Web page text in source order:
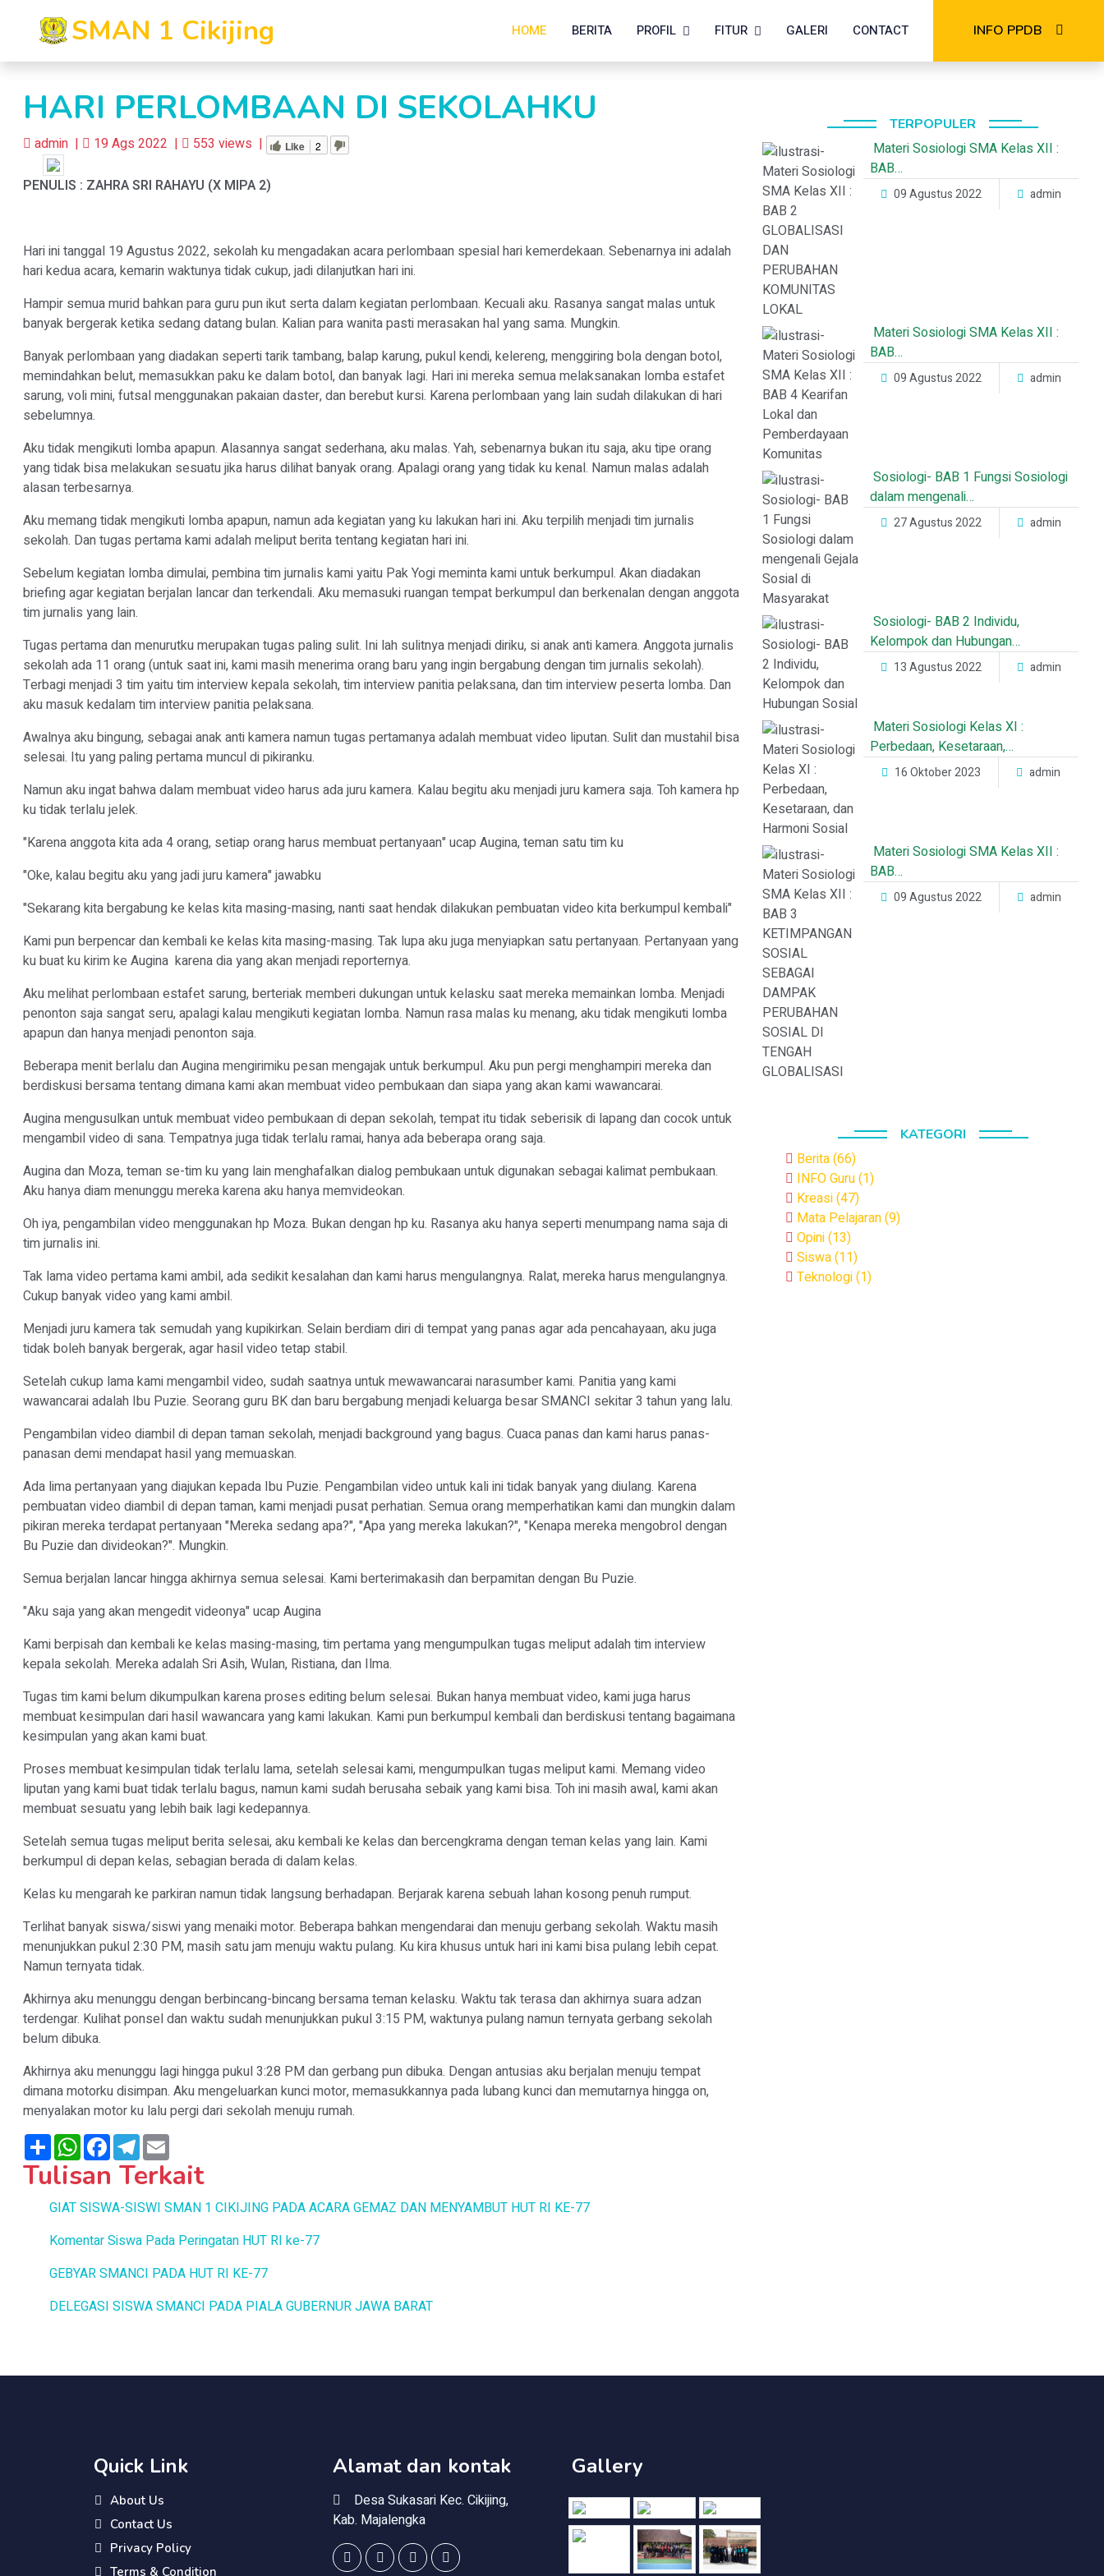
SMAN 1 Cikijing HOME BERITA PROFIL FITUR GALERI CONTACT INFO PPDB
HARI PERLOMBAAN DI SEKOLAHKU
admin | 19 Ags 2022 | 553 views | Like 2
PENULIS : ZAHRA SRI RAHAYU (X MIPA 2)
Hari ini tanggal 19 Agustus 2022, sekolah ku mengadakan acara perlombaan spesial hari kemerdekaan. Sebenarnya ini adalah
hari kedua acara, kemarin waktunya tidak cukup, jadi dilanjutkan hari ini.
Hampir semua murid bahkan para guru pun ikut serta dalam kegiatan perlombaan. Kecuali aku. Rasanya sangat malas untuk
banyak bergerak ketika sedang datang bulan. Kalian para wanita pasti merasakan hal yang sama. Mungkin.
Banyak perlombaan yang diadakan seperti tarik tambang, balap karung, pukul kendi, kelereng, menggiring bola dengan botol,
memindahkan belut, memasukkan paku ke dalam botol, dan banyak lagi. Hari ini mereka semua melaksanakan lomba estafet
sarung, voli mini, futsal menggunakan pakaian daster, dan berebut kursi. Karena perlombaan yang lain sudah dilakukan di hari
sebelumnya.
Aku tidak mengikuti lomba apapun. Alasannya sangat sederhana, aku malas. Yah, sebenarnya bukan itu saja, aku tipe orang
yang tidak bisa melakukan sesuatu jika harus dilihat banyak orang. Apalagi orang yang tidak ku kenal. Namun malas adalah
alasan terbesarnya.
Aku memang tidak mengikuti lomba apapun, namun ada kegiatan yang ku lakukan hari ini. Aku terpilih menjadi tim jurnalis
sekolah. Dan tugas pertama kami adalah meliput berita tentang kegiatan hari ini.
Sebelum kegiatan lomba dimulai, pembina tim jurnalis kami yaitu Pak Yogi meminta kami untuk berkumpul. Akan diadakan
briefing agar kegiatan berjalan lancar dan terkendali. Aku memasuki ruangan tempat berkumpul dan berkenalan dengan anggota
tim jurnalis yang lain.
Tugas pertama dan menurutku merupakan tugas paling sulit. Ini lah sulitnya menjadi diriku, si anak anti kamera. Anggota jurnalis
sekolah ada 11 orang (untuk saat ini, kami masih menerima orang baru yang ingin bergabung dengan tim jurnalis sekolah).
Terbagi menjadi 3 tim yaitu tim interview kepala sekolah, tim interview panitia pelaksana, dan tim interview peserta lomba. Dan
aku masuk kedalam tim interview panitia pelaksana.
Awalnya aku bingung, sebagai anak anti kamera namun tugas pertamanya adalah membuat video liputan. Sulit dan mustahil bisa
selesai. Itu yang paling pertama muncul di pikiranku.
Namun aku ingat bahwa dalam membuat video harus ada juru kamera. Kalau begitu aku menjadi juru kamera saja. Toh kamera hp
ku tidak terlalu jelek.
"Karena anggota kita ada 4 orang, setiap orang harus membuat pertanyaan" ucap Augina, teman satu tim ku
"Oke, kalau begitu aku yang jadi juru kamera" jawabku
"Sekarang kita bergabung ke kelas kita masing-masing, nanti saat hendak dilakukan pembuatan video kita berkumpul kembali"
Kami pun berpencar dan kembali ke kelas kita masing-masing. Tak lupa aku juga menyiapkan satu pertanyaan. Pertanyaan yang
ku buat ku kirim ke Augina karena dia yang akan menjadi reporternya.
Aku melihat perlombaan estafet sarung, berteriak memberi dukungan untuk kelasku saat mereka memainkan lomba. Menjadi
penonton saja sangat seru, apalagi kalau mengikuti kegiatan lomba. Namun rasa malas ku menang, aku tidak mengikuti lomba
apapun dan hanya menjadi penonton saja.
Beberapa menit berlalu dan Augina mengirimiku pesan mengajak untuk berkumpul. Aku pun pergi menghampiri mereka dan
berdiskusi bersama tentang dimana kami akan membuat video pembukaan dan siapa yang akan kami wawancarai.
Augina mengusulkan untuk membuat video pembukaan di depan sekolah, tempat itu tidak seberisik di lapang dan cocok untuk
mengambil video di sana. Tempatnya juga tidak terlalu ramai, hanya ada beberapa orang saja.
Augina dan Moza, teman se-tim ku yang lain menghafalkan dialog pembukaan untuk digunakan sebagai kalimat pembukaan.
Aku hanya diam menunggu mereka karena aku hanya memvideokan.
Oh iya, pengambilan video menggunakan hp Moza. Bukan dengan hp ku. Rasanya aku hanya seperti menumpang nama saja di
tim jurnalis ini.
Tak lama video pertama kami ambil, ada sedikit kesalahan dan kami harus mengulangnya. Ralat, mereka harus mengulangnya.
Cukup banyak video yang kami ambil.
Menjadi juru kamera tak semudah yang kupikirkan. Selain berdiam diri di tempat yang panas agar ada pencahayaan, aku juga
tidak boleh banyak bergerak, agar hasil video tetap stabil.
Setelah cukup lama kami mengambil video, sudah saatnya untuk mewawancarai narasumber kami. Panitia yang kami
wawancarai adalah Ibu Puzie. Seorang guru BK dan baru bergabung menjadi keluarga besar SMANCI sekitar 3 tahun yang lalu.
Pengambilan video diambil di depan taman sekolah, menjadi background yang bagus. Cuaca panas dan kami harus panas-
panasan demi mendapat hasil yang memuaskan.
Ada lima pertanyaan yang diajukan kepada Ibu Puzie. Pengambilan video untuk kali ini tidak banyak yang diulang. Karena
pembuatan video diambil di depan taman, kami menjadi pusat perhatian. Semua orang memperhatikan kami dan mungkin dalam
pikiran mereka terdapat pertanyaan "Mereka sedang apa?", "Apa yang mereka lakukan?", "Kenapa mereka mengobrol dengan
Bu Puzie dan divideokan?". Mungkin.
Semua berjalan lancar hingga akhirnya semua selesai. Kami berterimakasih dan berpamitan dengan Bu Puzie.
"Aku saja yang akan mengedit videonya" ucap Augina
Kami berpisah dan kembali ke kelas masing-masing, tim pertama yang mengumpulkan tugas meliput adalah tim interview
kepala sekolah. Mereka adalah Sri Asih, Wulan, Ristiana, dan Ilma.
Tugas tim kami belum dikumpulkan karena proses editing belum selesai. Bukan hanya membuat video, kami juga harus
membuat kesimpulan dari hasil wawancara yang kami lakukan. Kami pun berkumpul kembali dan berdiskusi tentang bagaimana
kesimpulan yang akan kami buat.
Proses membuat kesimpulan tidak terlalu lama, setelah selesai kami, mengumpulkan tugas meliput kami. Memang video
liputan yang kami buat tidak terlalu bagus, namun kami sudah berusaha sebaik yang kami bisa. Toh ini masih awal, kami akan
membuat sesuatu yang lebih baik lagi kedepannya.
Setelah semua tugas meliput berita selesai, aku kembali ke kelas dan bercengkrama dengan teman kelas yang lain. Kami
berkumpul di depan kelas, sebagian berada di dalam kelas.
Kelas ku mengarah ke parkiran namun tidak langsung berhadapan. Berjarak karena sebuah lahan kosong penuh rumput.
Terlihat banyak siswa/siswi yang menaiki motor. Beberapa bahkan mengendarai dan menuju gerbang sekolah. Waktu masih
menunjukkan pukul 2:30 PM, masih satu jam menuju waktu pulang. Ku kira khusus untuk hari ini kami bisa pulang lebih cepat.
Namun ternyata tidak.
Akhirnya aku menunggu dengan berbincang-bincang bersama teman kelasku. Waktu tak terasa dan akhirnya suara adzan
terdengar. Kulihat ponsel dan waktu sudah menunjukkan pukul 3:15 PM, waktunya pulang namun ternyata gerbang sekolah
belum dibuka.
Akhirnya aku menunggu lagi hingga pukul 3:28 PM dan gerbang pun dibuka. Dengan antusias aku berjalan menuju tempat
dimana motorku disimpan. Aku mengeluarkan kunci motor, memasukkannya pada lubang kunci dan memutarnya hingga on,
menyalakan motor ku lalu pergi dari sekolah menuju rumah.
ShareWhatsAppFacebook
Telegram
Tulisan Terkait
GIAT SISWA-SISWI SMAN 1 CIKIJING PADA ACARA GEMAZ DAN MENYAMBUT HUT RI KE-77
Komentar Siswa Pada Peringatan HUT RI ke-77
GEBYAR SMANCI PADA HUT RI KE-77
DELEGASI SISWA SMANCI PADA PIALA GUBERNUR JAWA BARAT
TERPOPULER
Materi Sosiologi SMA Kelas XII :
BAB…
09 Agustus 2022 admin
Materi Sosiologi SMA Kelas XII :
BAB…
09 Agustus 2022 admin
Sosiologi- BAB 1 Fungsi Sosiologi
dalam mengenali…
27 Agustus 2022 admin
Sosiologi- BAB 2 Individu,
Kelompok dan Hubungan…
13 Agustus 2022 admin
Materi Sosiologi Kelas XI :
Perbedaan, Kesetaraan,…
16 Oktober 2023 admin
Materi Sosiologi SMA Kelas XII :
BAB…
09 Agustus 2022 admin
KATEGORI
Berita (66)
INFO Guru (1)
Kreasi (47)
Mata Pelajaran (9)
Opini (13)
Siswa (11)
Teknologi (1)
Quick Link
About Us
Contact Us
Privacy Policy
Terms & Condition
Alamat dan kontak
Desa Sukasari Kec. Cikijing,
Kab. Majalengka
Gallery